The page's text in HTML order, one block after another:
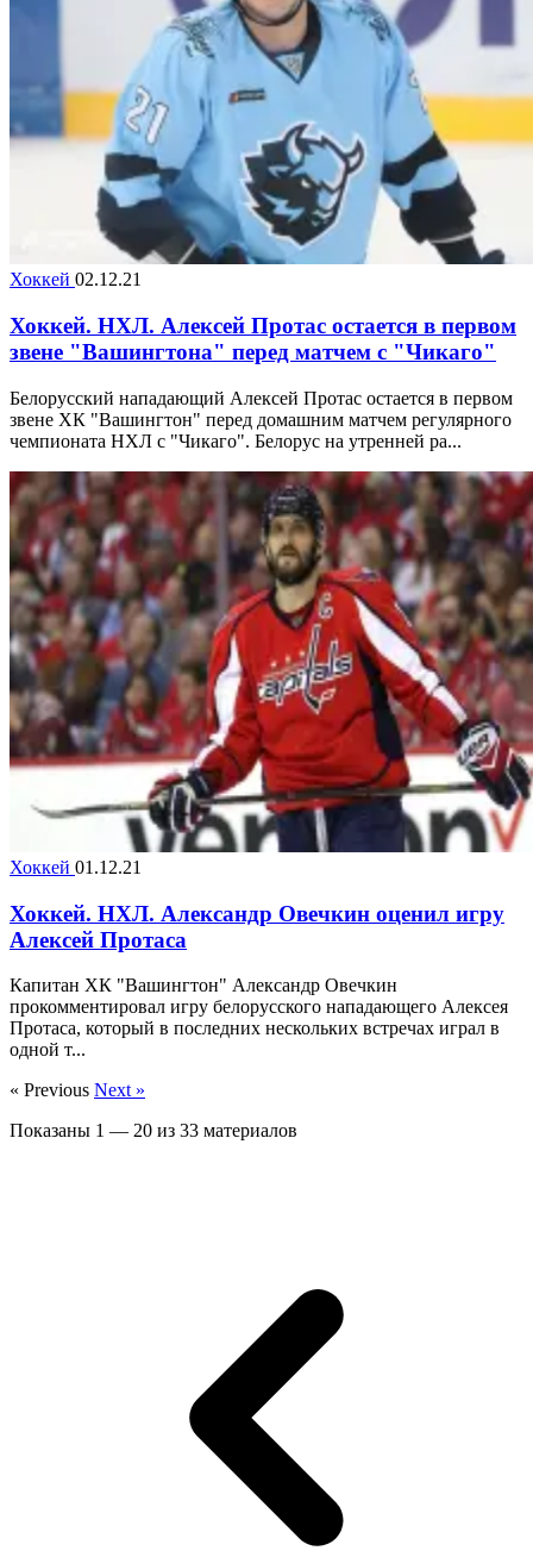
Хоккей 02.12.21
Хоккей. НХЛ. Алексей Протас остается в первом
звене "Вашингтона" перед матчем с "Чикаго"
Белорусский нападающий Алексей Протас остается в первом
звене ХК "Вашингтон" перед домашним матчем регулярного
чемпионата НХЛ с "Чикаго". Белорус на утренней ра...
Хоккей 01.12.21
Хоккей. НХЛ. Александр Овечкин оценил игру
Алексей Протаса
Капитан ХК "Вашингтон" Александр Овечкин
прокомментировал игру белорусского нападающего Алексея
Протаса, который в последних нескольких встречах играл в
одной т...
« Previous Next »
Показаны 1 — 20 из 33 материалов